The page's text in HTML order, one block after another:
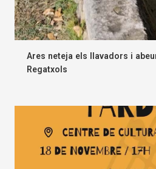
Ares neteja els llavadors i
Regatxols